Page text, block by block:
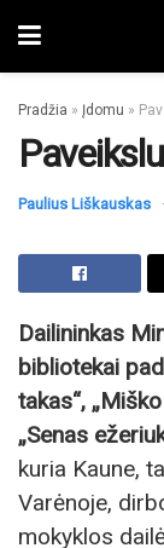
Pradžia » Įdomu »
Paulius Liškauskas
Dailininkas
bibliotekai
takas“,
„Senas
kuria Kaune,
Varėnoje,
mokyklos